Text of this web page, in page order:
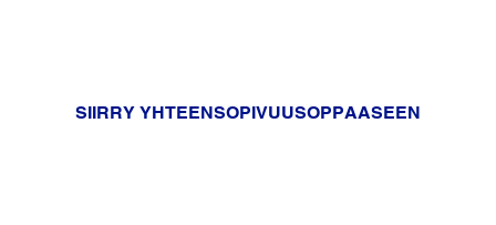
SIIRRY YHTEENSOPIVUUSOPPAASEEN